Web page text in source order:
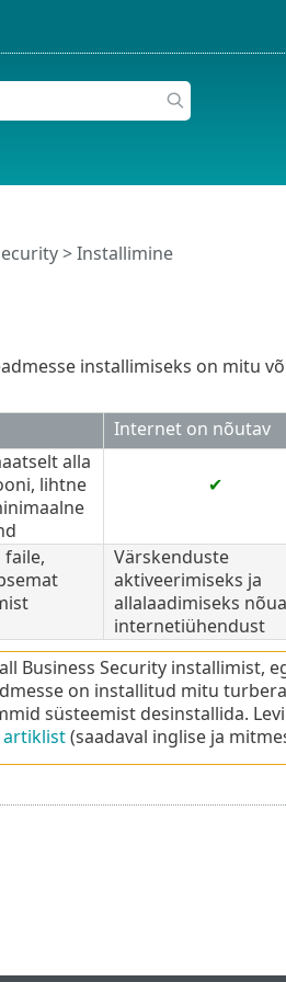
>Installimine
installimiseks on mitu
Internet on nõutav
alla
lihtne
✔
faile,
Värskenduste
aktiveerimiseks ja
allalaadimiseks
internetiühendust
Business Security installimist,
on installitud mitu
süsteemist desinstallida.
artiklist(saadaval inglise ja